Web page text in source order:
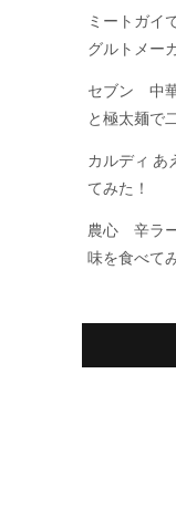
ミートガイ
グルトメー
セブン 中
と極太麺で
カルディ あ
てみた！
農心 辛ラ
味を食べて